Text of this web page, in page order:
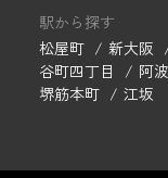
駅から探す
松屋町
新大阪
谷町四丁目
阿
堺筋本町
江坂